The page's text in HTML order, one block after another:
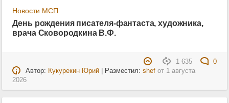
Новости МСП
День рождения писателя-фантаста, художника,
врача Сковородкина В.Ф.
1 635
0
Автор: Кукурекин Юрий| Разместил: shefот 1 августа
2026